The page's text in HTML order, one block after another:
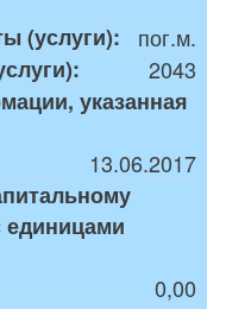
(услуги):
пог.м.
2043
указанная
13.06.2017
единицами
0,00